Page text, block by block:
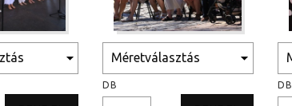
DB DB